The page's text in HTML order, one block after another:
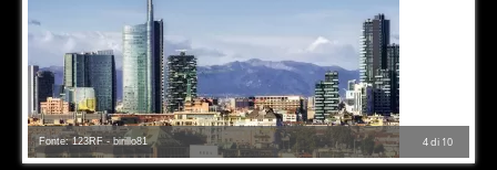
4di 10
Fonte: 123RF - birillo81